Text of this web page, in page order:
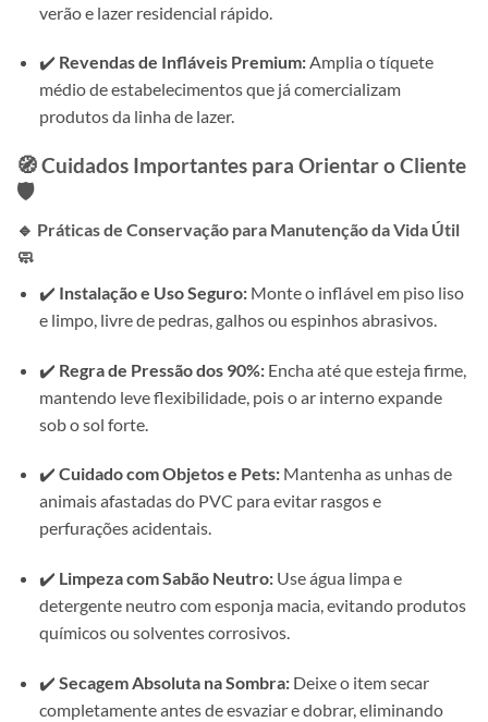
verão e lazer residencial rápido.
✔️ Revendas de Infláveis Premium:Amplia o tíquete
médio de estabelecimentos que já comercializam
produtos da linha de lazer.
🧭 Cuidados Importantes para Orientar o Cliente
🛡️
🔹 Práticas de Conservação para Manutenção da Vida Útil
🧼
✔️ Instalação e Uso Seguro:Monte o inflável em piso liso
e limpo, livre de pedras, galhos ou espinhos abrasivos.
✔️ Regra de Pressão dos 90%:Encha até que esteja firme,
mantendo leve flexibilidade, pois o ar interno expande
sob o sol forte.
✔️ Cuidado com Objetos e Pets:Mantenha as unhas de
animais afastadas do PVC para evitar rasgos e
perfurações acidentais.
✔️ Limpeza com Sabão Neutro:Use água limpa e
detergente neutro com esponja macia, evitando produtos
químicos ou solventes corrosivos.
✔️ Secagem Absoluta na Sombra:Deixe o item secar
completamente antes de esvaziar e dobrar, eliminando